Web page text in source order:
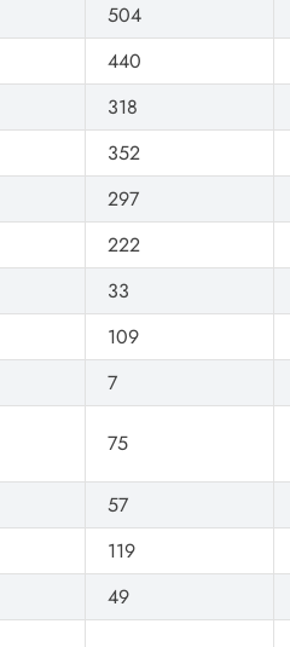
504
440
318
352
297
222
33
109
7
75
57
119
49